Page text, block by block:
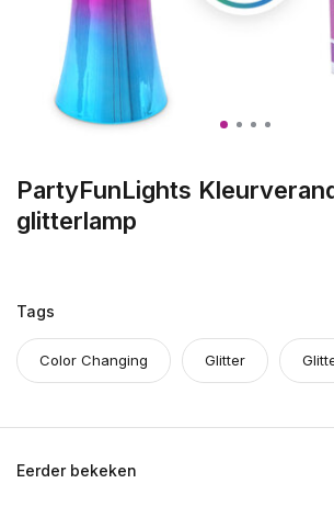
PartyFunLights
glitterlamp
Tags
Color Changing Glitter
Eerder bekeken